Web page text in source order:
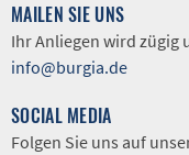
MAILEN SIE UNS
Ihr Anliegen wird zügig
info@burgia.de
SOCIAL MEDIA
Folgen Sie uns auf